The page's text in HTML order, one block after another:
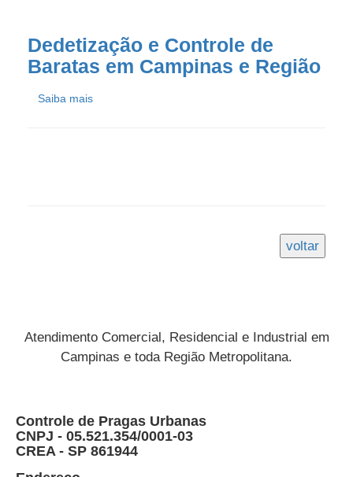
Dedetização e Controle de
Baratas em Campinas e Região
Saiba mais
Atendimento Comercial, Residencial e Industrial em
Campinas e toda Região Metropolitana.
Controle de Pragas Urbanas
CNPJ - 05.521.354/0001-03
CREA - SP 861944